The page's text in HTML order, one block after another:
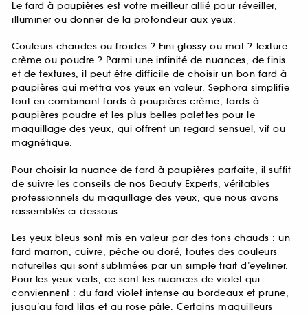
Le fard à paupières est votre meilleur allié pour réveiller,
illuminer ou donner de la profondeur aux yeux.
Couleurs chaudes ou froides ? Fini glossy ou mat ? Texture
crème ou poudre ? Parmi une infinité de nuances, de finis
et de textures, il peut être difficile de choisir un bon fard à
paupières qui mettra vos yeux en valeur. Sephora simplifie
tout en combinant fards à paupières crème, fards à
paupières poudre et les plus belles palettes pour le
maquillage des yeux, qui offrent un regard sensuel, vif ou
magnétique.
Pour choisir la nuance de fard à paupières parfaite, il suffit
de suivre les conseils de nos Beauty Experts, véritables
professionnels du maquillage des yeux, que nous avons
rassemblés ci-dessous.
Les yeux bleus sont mis en valeur par des tons chauds : un
fard marron, cuivre, pêche ou doré, toutes des couleurs
naturelles qui sont sublimées par un simple trait d’eyeliner.
Pour les yeux verts, ce sont les nuances de violet qui
conviennent : du fard violet intense au bordeaux et prune,
jusqu’au fard lilas et au rose pâle. Certains maquilleurs